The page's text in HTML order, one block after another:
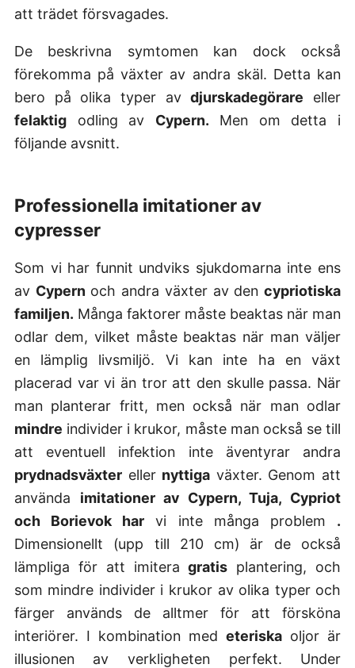
att trädet försvagades.
De beskrivna symtomen kan dock också
förekomma på växter av andra skäl. Detta kan
bero på olika typer avdjurskadegörare eller
felaktigodling av Cypern. Men om detta i
följande avsnitt.
Professionella imitationer av
cypresser
Som vi har funnit undviks sjukdomarna inte ens
av Cypern och andra växter av dencypriotiska
familjen. Många faktorer måste beaktas när man
odlar dem, vilket måste beaktas när man väljer
en lämplig livsmiljö. Vi kan inte ha en växt
placerad var vi än tror att den skulle passa. När
man planterar fritt, men också när man odlar
mindre individer i krukor, måste man också se till
att eventuell infektion inte äventyrar andra
prydnadsväxtereller nyttiga växter. Genom att
använda imitationer av Cypern, Tuja, Cypriot
och Borievok har vi inte många problem .
Dimensionellt (upp till 210 cm) är de också
lämpliga för att imiteragratis plantering, och
som mindre individer i krukor av olika typer och
färger används de alltmer för att försköna
interiörer. I kombination medeteriska oljor är
illusionen av verkligheten perfekt. Under